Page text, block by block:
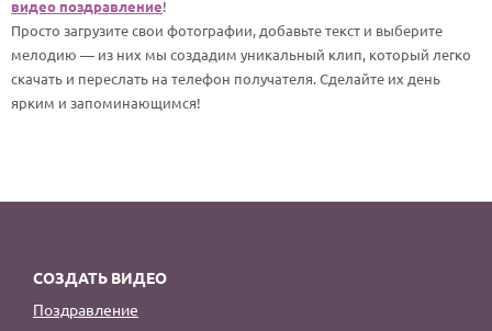
видео поздравление!
Просто загрузите свои фотографии, добавьте текст и выберите
мелодию — из них мы создадим уникальный клип, который легко
скачать и переслать на телефон получателя. Сделайте их день
ярким и запоминающимся!
СОЗДАТЬ ВИДЕО
Поздравление